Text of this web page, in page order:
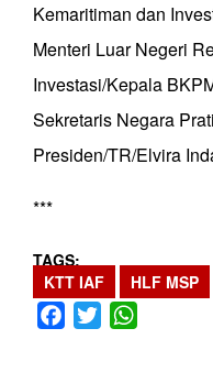
Kemaritiman dan
Menteri Luar Negeri
Investasi/Kepala
Sekretaris Negara
Presiden/TR/Elvira
***
TAGS
KTT IAF
HLF MSP
Facebook
Twitter